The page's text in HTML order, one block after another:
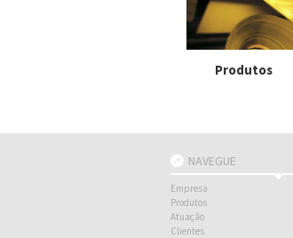
Produtos
NAVEGUE
Empresa
Produtos
Atuação
Clientes